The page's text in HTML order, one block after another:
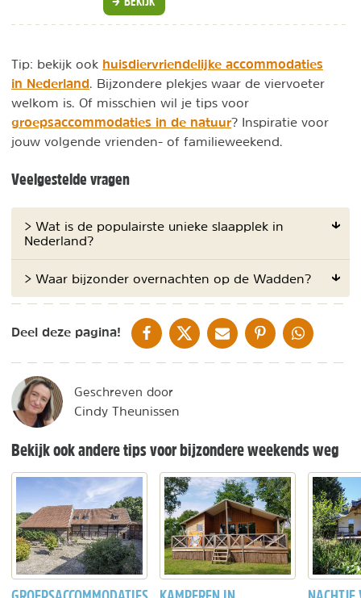
Tip: bekijk ook huisdiervriendelijke accommodaties
in Nederland . Bijzondere plekjes waar de viervoeter
welkom is. Of misschien wil je tips voor
groepsaccommodaties in de natuur? Inspiratie voor
jouw volgende vrienden- of familieweekend.
Veelgestelde vragen
> Wat is de populairste unieke slaapplek in
Nederland?
> Waar bijzonder overnachten op de Wadden?
Deel deze pagina! DELEN OP FACEBOOK
DELEN OP XDELEN VIA DE MAIL
DELEN OP PINTEREST
DELEN OP
Geschreven door
Cindy Theunissen
Bekijk ook andere tips voor bijzondere weekends weg